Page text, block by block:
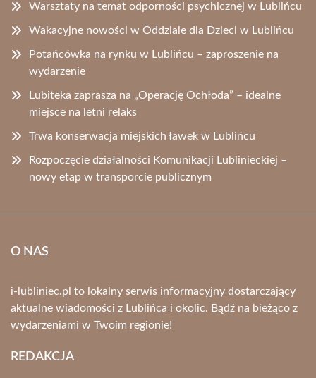
Warsztaty na temat odporności psychicznej w Lublińcu
Wakacyjne nowości w Oddziale dla Dzieci w Lublińcu
Potańcówka na rynku w Lublińcu – zaproszenie na
wydarzenie
Lubiteka zaprasza na „Operację Ochłoda” – idealne
miejsce na letni relaks
Trwa konserwacja miejskich ławek w Lublińcu
Rozpoczęcie działalności Komunikacji Lublinieckiej –
nowy etap w transporcie publicznym
O NAS
i-lubliniec.pl to lokalny serwis informacyjny dostarczający
aktualne wiadomości z Lublińca i okolic. Bądź na bieżąco z
wydarzeniami w Twoim regionie!
REDAKCJA